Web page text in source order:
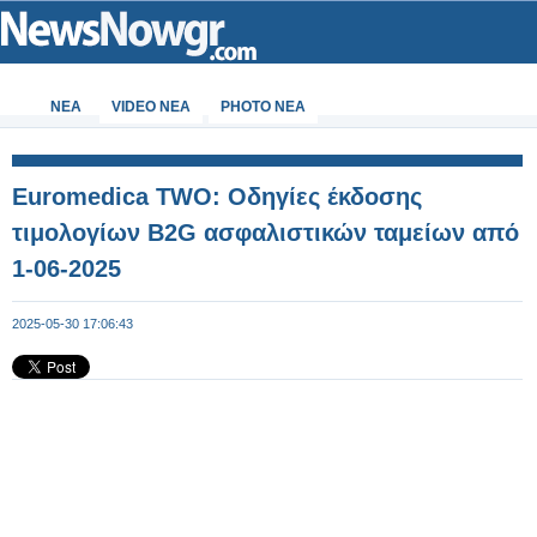
ΝΕΑ VIDEO NEA PHOTO NEA
Euromedica TWO: Οδηγίες έκδοσης
τιμολογίων B2G ασφαλιστικών ταμείων από
1-06-2025
2025-05-30 17:06:43